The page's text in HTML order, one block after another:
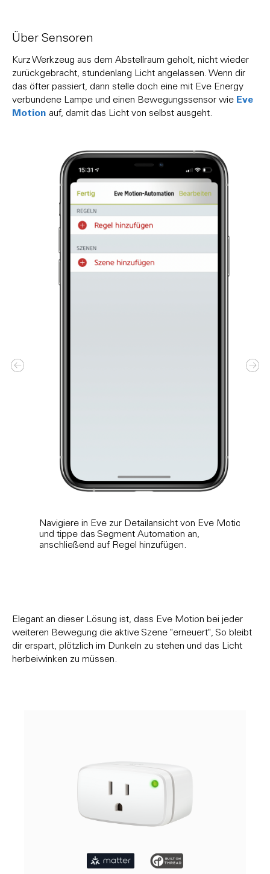
Über Sensoren
Kurz Werkzeug aus dem Abstellraum geholt, nicht wieder
zurückgebracht, stundenlang Licht angelassen. Wenn dir
das öfter passiert, dann stelle doch eine mit Eve Energy
verbundene Lampe und einen Bewegungssensor wie Eve
Motion auf, damit das Licht von selbst ausgeht.
Navigiere in Eve zur Detailansicht von Eve Motion
und tippe das Segment Automation an,
anschließend auf Regel hinzufügen.
Elegant an dieser Lösung ist, dass Eve Motion bei jeder
weiteren Bewegung die aktive Szene "erneuert", So bleibt
dir erspart, plötzlich im Dunkeln zu stehen und das Licht
herbeiwinken zu müssen.